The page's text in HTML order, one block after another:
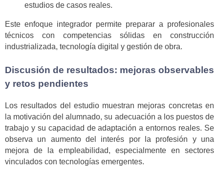
estudios de casos reales.
Este enfoque integrador permite preparar a profesionales
técnicos con competencias sólidas en construcción
industrializada, tecnología digital y gestión de obra.
Discusión de resultados: mejoras observables
y retos pendientes
Los resultados del estudio muestran mejoras concretas en
la motivación del alumnado, su adecuación a los puestos de
trabajo y su capacidad de adaptación a entornos reales. Se
observa un aumento del interés por la profesión y una
mejora de la empleabilidad, especialmente en sectores
vinculados con tecnologías emergentes.